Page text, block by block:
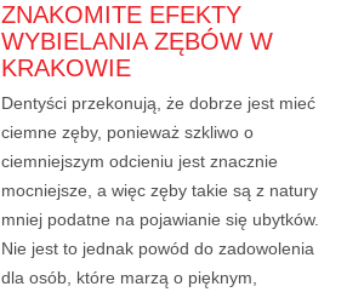
ZNAKOMITE EFEKTY
WYBIELANIA ZĘBÓW W
KRAKOWIE
Dentyści przekonują, że dobrze jest mieć
ciemne zęby, ponieważ szkliwo o
ciemniejszym odcieniu jest znacznie
mocniejsze, a więc zęby takie są z natury
mniej podatne na pojawianie się ubytków.
Nie jest to jednak powód do zadowolenia
dla osób, które marzą o pięknym,